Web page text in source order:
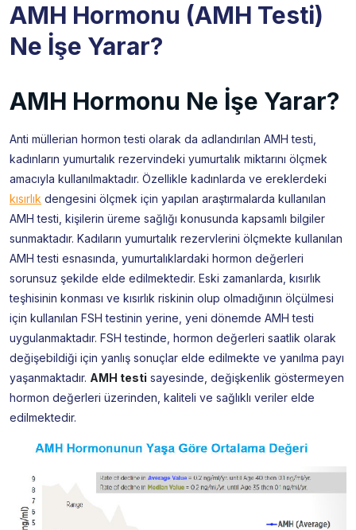
AMH Hormonu (AMH Testi)
Ne İşe Yarar?
AMH Hormonu Ne İşe Yarar?
Anti müllerian hormon testi olarak da adlandırılan AMH testi,
kadınların yumurtalık rezervindeki yumurtalık miktarını ölçmek
amacıyla kullanılmaktadır. Özellikle kadınlarda ve ereklerdeki
kısırlık dengesini ölçmek için yapılan araştırmalarda kullanılan
AMH testi, kişilerin üreme sağlığı konusunda kapsamlı bilgiler
sunmaktadır. Kadıların yumurtalık rezervlerini ölçmekte kullanılan
AMH testi esnasında, yumurtalıklardaki hormon değerleri
sorunsuz şekilde elde edilmektedir. Eski zamanlarda, kısırlık
teşhisinin konması ve kısırlık riskinin olup olmadığının ölçülmesi
için kullanılan FSH testinin yerine, yeni dönemde AMH testi
uygulanmaktadır. FSH testinde, hormon değerleri saatlik olarak
değişebildiği için yanlış sonuçlar elde edilmekte ve yanılma payı
yaşanmaktadır. AMH testi sayesinde, değişkenlik göstermeyen
hormon değerleri üzerinden, kaliteli ve sağlıklı veriler elde
edilmektedir.